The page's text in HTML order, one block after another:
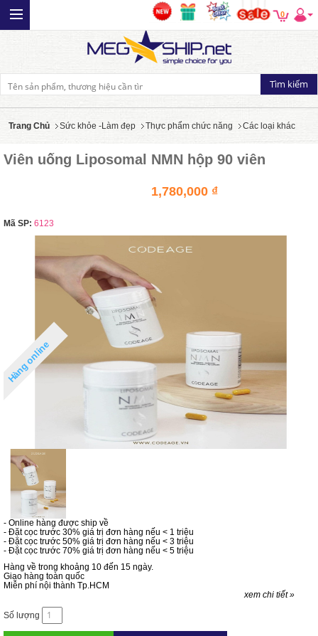
0
Trang Chủ Sức khỏe -Làm đẹp Thực phẩm chức năng Các loại khác
Viên uống Liposomal NMN hộp 90 viên
1,780,000 ₫
Mã SP: 6123
Hàng online
- Online hàng được ship về
- Đặt cọc trước 30% giá trị đơn hàng nếu < 1 triệu
- Đặt cọc trước 50% giá trị đơn hàng nếu < 3 triệu
- Đặt cọc trước 70% giá trị đơn hàng nếu < 5 triệu
Hàng về trong khoảng 10 đến 15 ngày.
Giao hàng toàn quốc
Miễn phí nội thành Tp.HCM
xem chi tiết »
Số lượng